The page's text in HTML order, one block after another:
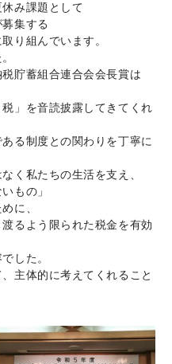
み課題として
集する
り組んでいます。
貯蓄組合連合会会長賞は
」を音読披露してきてくれ
る制度との関わりを丁寧に
く私たちの生活を支え、
もの」
に、
るよう限られた税金を有効
した。
主体的に考えてくれること